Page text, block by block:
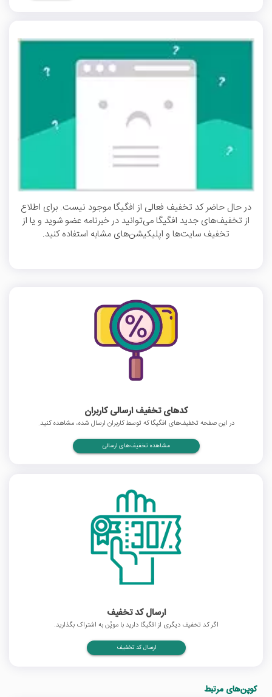
در حال حاضر کد تخفیف فعالی از افگیگا موجود نیست. برای اطلاع
از تخفیف‌های جدید افگیگا می‌توانید در خبرنامه عضو شوید و یا از
تخفیف سایت‌ها و اپلیکیشن‌های مشابه استفاده کنید.
کدهای تخفیف ارسالی کاربران
در این صفحه تخفیف‌های افگیگا که توسط کاربران ارسال شده، مشاهده کنید.
مشاهده تخفیف‌های ارسالی
ارسال کد تخفیف
اگر کد تخفیف دیگری از افگیگا دارید با موپُن به اشتراک بگذارید.
ارسال کد تخفیف
کوپن‌های مرتبط